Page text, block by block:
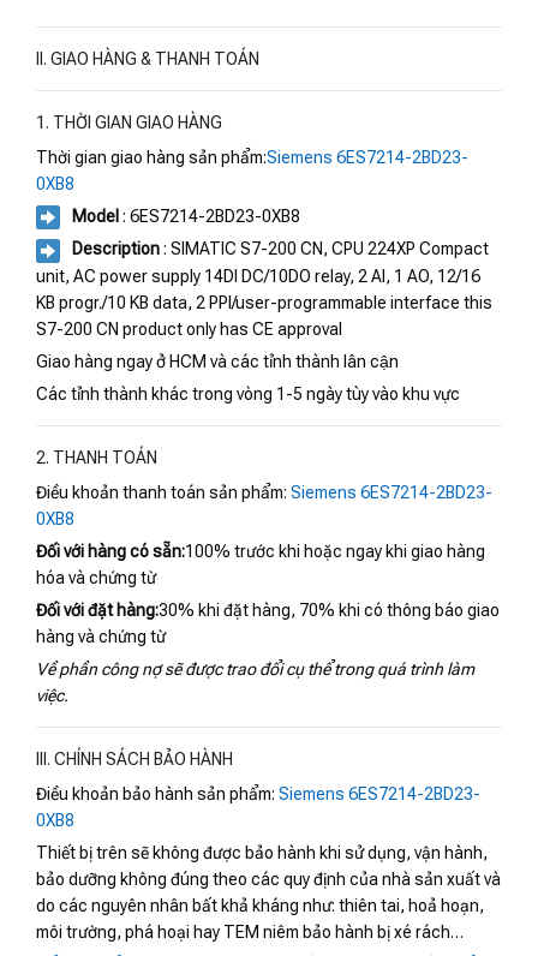
II. GIAO HÀNG & THANH TOÁN
1. THỜI GIAN GIAO HÀNG
Thời gian giao hàng sản phẩm:Siemens 6ES7214-2BD23-
0XB8
Model : 6ES7214-2BD23-0XB8
Description: SIMATIC S7-200 CN, CPU 224XP Compact
unit, AC power supply 14DI DC/10DO relay, 2 AI, 1 AO, 12/16
KB progr./10 KB data, 2 PPI/user-programmable interface this
S7-200 CN product only has CE approval
Giao hàng ngay ở HCM và các tỉnh thành lân cận
Các tỉnh thành khác trong vòng 1-5 ngày tùy vào khu vực
2. THANH TOÁN
Điều khoản thanh toán sản phẩm: Siemens 6ES7214-2BD23-
0XB8
Đối với hàng có sẵn:100% trước khi hoặc ngay khi giao hàng
hóa và chứng từ
Đối với đặt hàng:30% khi đặt hàng, 70% khi có thông báo giao
hàng và chứng từ
Về phần công nợ sẽ được trao đổi cụ thể trong quá trình làm
việc.
III. CHÍNH SÁCH BẢO HÀNH
Điều khoản bảo hành sản phẩm: Siemens 6ES7214-2BD23-
0XB8
Thiết bị trên sẽ không được bảo hành khi sử dụng, vận hành,
bảo dưỡng không đúng theo các quy định của nhà sản xuất và
do các nguyên nhân bất khả kháng như: thiên tai, hoả hoạn,
môi trường, phá hoại hay TEM niêm bảo hành bị xé rách…